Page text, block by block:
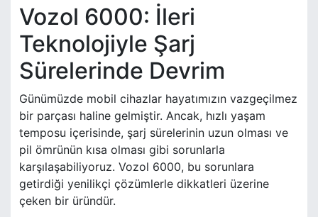
Vozol 6000: İleri
Teknolojiyle Şarj
Sürelerinde Devrim
Günümüzde mobil cihazlar hayatımızın vazgeçilmez
bir parçası haline gelmiştir. Ancak, hızlı yaşam
temposu içerisinde, şarj sürelerinin uzun olması ve
pil ömrünün kısa olması gibi sorunlarla
karşılaşabiliyoruz. Vozol 6000, bu sorunlara
getirdiği yenilikçi çözümlerle dikkatleri üzerine
çeken bir üründür.